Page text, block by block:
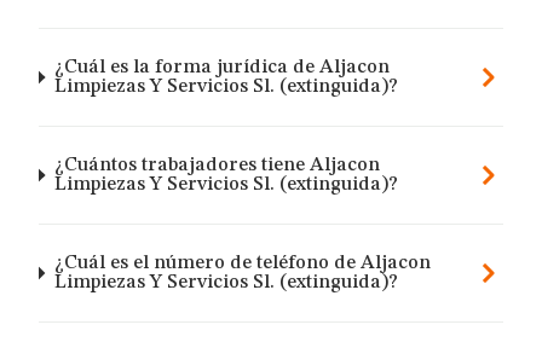
¿Cuál es la forma jurídica de Aljacon
Limpiezas Y Servicios Sl. (extinguida)?
¿Cuántos trabajadores tiene Aljacon
Limpiezas Y Servicios Sl. (extinguida)?
¿Cuál es el número de teléfono de Aljacon
Limpiezas Y Servicios Sl. (extinguida)?